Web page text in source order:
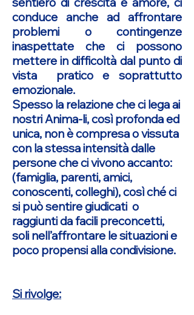
conduce anche ad affrontare
problemi o contingenze
inaspettate che ci possono
mettere in difficoltà dal punto di
vista pratico e soprattutto
emozionale.
Spesso la relazione che ci lega ai
nostri Anima-li, così profonda ed
unica, non è compresa o vissuta
con la stessa intensità dalle
persone che ci vivono accanto:
(famiglia, parenti, amici,
conoscenti, colleghi), così ché ci
si può sentire giudicati o
raggiunti da facili preconcetti,
soli nell’affrontare le situazioni e
poco propensi alla condivisione.
Si rivolge: